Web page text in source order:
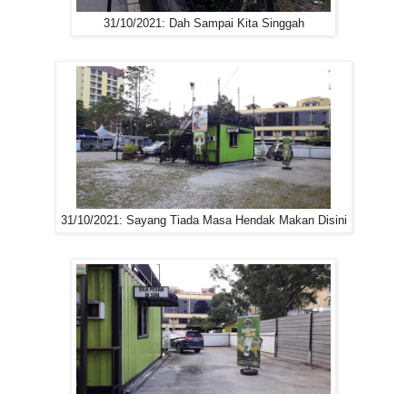
31/10/2021: Dah Sampai Kita Singgah
31/10/2021: Sayang Tiada Masa Hendak Makan Disini